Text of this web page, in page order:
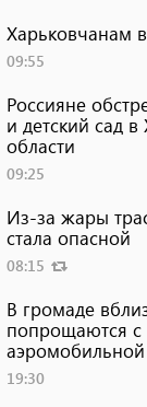
Харьковчанам
09:55
Россияне
и детский сад в
области
09:25
Из-за жары
стала опасной
08:15
В громаде
попрощаются с
19:30